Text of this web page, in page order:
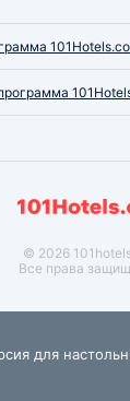
© 2026
Все права
для